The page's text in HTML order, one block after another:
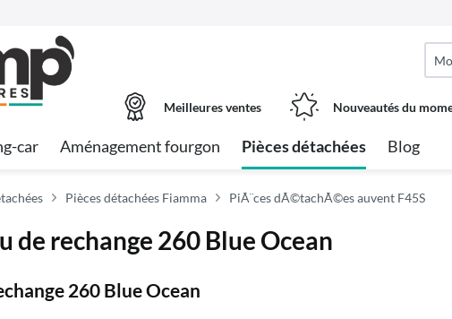
Meilleures ventes Nouveautés du
car Aménagement fourgon Pièces détachées Blog
Pièces détachées Fiamma PiÃ¨ces dÃ©tachÃ©es auvent F45S
de rechange 260 Blue Ocean
260 Blue Ocean